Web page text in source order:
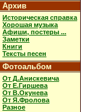
Архив
Историческая справка
Хорошая музыка
Афиши, постеры ...
Заметки
Книги
Тексты песен
Фотоальбом
От Д.Анискевича
От Е.Гиршева
От В.Окунева
От Я.Фролова
Разное